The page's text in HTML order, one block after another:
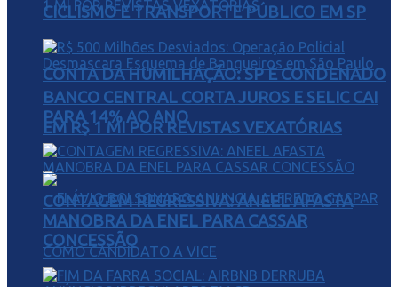
CONTA DA HUMILHAÇÃO: SP É CONDENADO
EM R$ 1 MI POR REVISTAS VEXATÓRIAS
CICLISMO E TRANSPORTE PÚBLICO EM SP
BANCO CENTRAL CORTA JUROS E SELIC CAI
PARA 14% AO ANO
CONTAGEM REGRESSIVA: ANEEL AFASTA
MANOBRA DA ENEL PARA CASSAR
CONCESSÃO